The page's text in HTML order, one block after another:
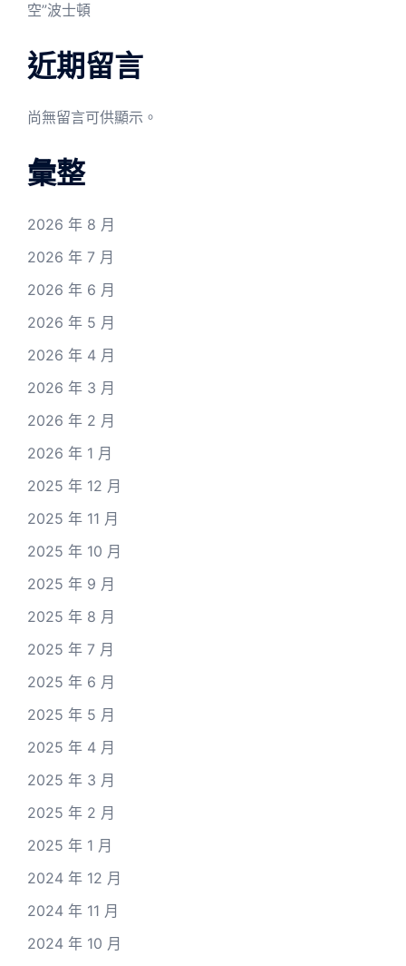
空”波士頓
近期留言
尚無留言可供顯示。
彙整
2026 年 8 月
2026 年 7 月
2026 年 6 月
2026 年 5 月
2026 年 4 月
2026 年 3 月
2026 年 2 月
2026 年 1 月
2025 年 12 月
2025 年 11 月
2025 年 10 月
2025 年 9 月
2025 年 8 月
2025 年 7 月
2025 年 6 月
2025 年 5 月
2025 年 4 月
2025 年 3 月
2025 年 2 月
2025 年 1 月
2024 年 12 月
2024 年 11 月
2024 年 10 月